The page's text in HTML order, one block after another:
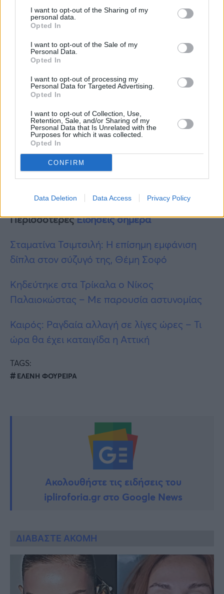
I want to opt-out of the Sharing of my
personal data.
Opted In
I want to opt-out of the Sale of my
Personal Data.
Opted In
I want to opt-out of processing my
Personal Data for Targeted Advertising.
Opted In
I want to opt-out of Collection, Use,
Retention, Sale, and/or Sharing of my
Personal Data that Is Unrelated with the
Purposes for which it was collected.
Opted In
CONFIRM
Data Deletion Data Access Privacy Policy
ΠερισσότερεςΕιδήσεις σήμερα
Σταματίνα Τσιμτσιλή: Η επίσημη εμφάνιση
δίπλα στον σύζυγό της, Θέμη Σοφό
Κηδεύτηκε στα Τρίκαλα ο Νίκος
Παλαιοκώστας – Με παρουσία αστυνομίας
Καιρός: Ραγδαία αλλαγή σε λίγες ώρες – Τι
ώρα θα έχει καταιγίδα η Αττική
TAGS:
ΕΛΕΝΗ ΦΟΥΡΕΙΡΑ
Ακολουθήστε τις ειδήσεις του
ipliroforia.gr στο Google News
ΔΙΑΒΑΣΤΕ ΑΚΟΜΗ